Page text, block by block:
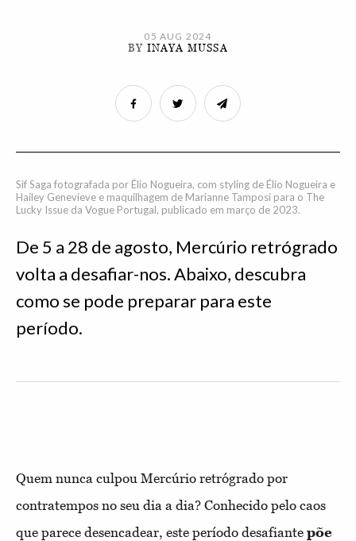
05 AUG 2024
BY INAYA MUSSA
Sif Saga fotografada por Élio Nogueira, com styling de Élio Nogueira e
Hailey Genevieve e maquilhagem de Marianne Tamposi para o The
Lucky Issue da Vogue Portugal, publicado em março de 2023.
De 5 a 28 de agosto, Mercúrio retrógrado
volta a desafiar-nos. Abaixo, descubra
como se pode preparar para este
período.
Quem nunca culpou Mercúrio retrógrado por
contratempos no seu dia a dia? Conhecido pelo caos
que parece desencadear, este período desafiante põe